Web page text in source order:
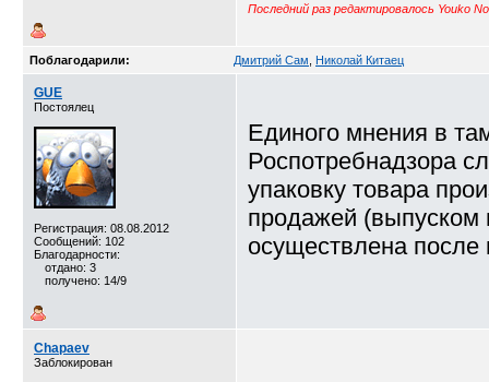
Последний раз редактировалось Youko
Поблагодарили: Дмитрий Сам Николай Китаец
GUE
Постоялец
Регистрация: 08.08.2012
Сообщений: 102
Благодарности:
отдано: 3
получено: 14/9
Единого мнения в
Роспотребнадзора
упаковку товара
продажей (выпуском
осуществлена
Chapaev
Заблокирован